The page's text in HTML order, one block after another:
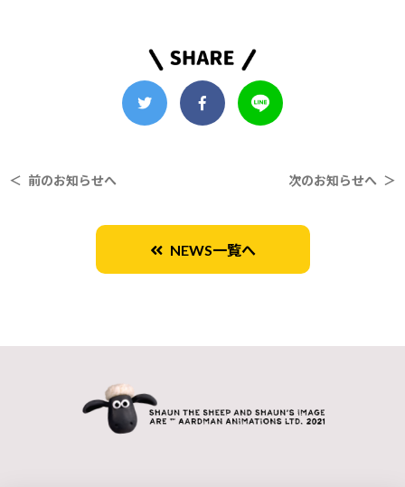
＜ 前のお知らせへ 次のお知らせへ ＞
NEWS一覧へ